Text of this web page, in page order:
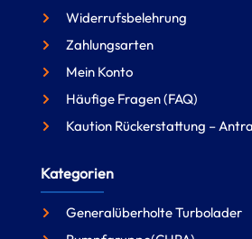
Widerrufsbelehrung
Zahlungsarten
Mein Konto
Häufige Fragen (FAQ)
Kaution Rückerstattung –
Kategorien
Generalüberholte Turbolader